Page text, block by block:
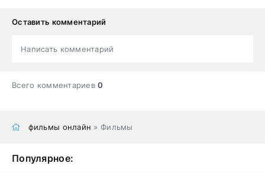
Оставить комментарий
Написать комментарий
Всего комментариев0
фильмы онлайн » Фильмы
Популярное: